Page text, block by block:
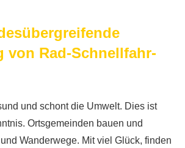
von Rad-Schnellfahr-
und schont die Umwelt. Dies ist
Ortsgemeinden bauen und
Wanderwege. Mit viel Glück, finden